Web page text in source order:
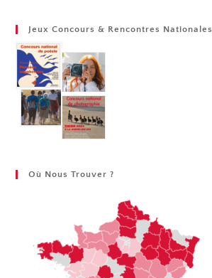
Jeux Concours & Rencontres Nationales
Où Nous Trouver ?